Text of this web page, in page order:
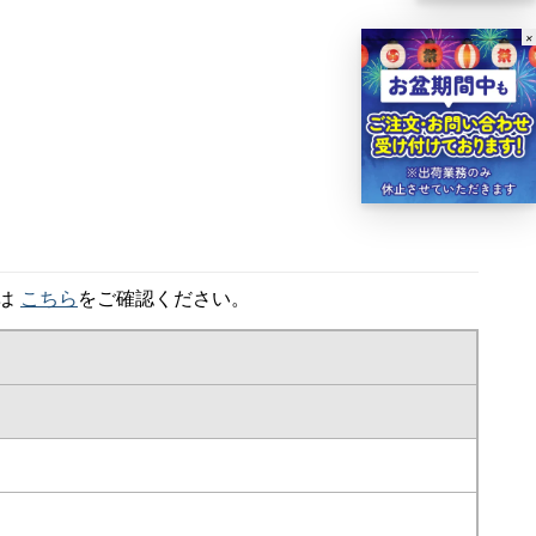
こちら をご確認ください。
×